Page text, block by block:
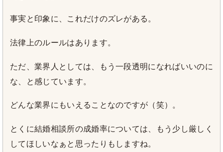
事実と印象に、これだけのズレがある。
法律上のルールはあります。
ただ、業界人としては、もう一段透明になればいいのに
な、と感じています。
どんな業界にもいえることなのですが（笑）。
とくに結婚相談所の成婚率については、もう少し厳しく
してほしいなぁと思ったりもしますね。